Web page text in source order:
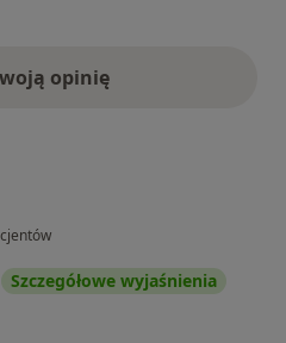
opinię
Szczegółowe wyjaśnienia